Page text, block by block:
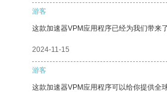
游客
这款加速器VPM应用程序已经为我们带来
2024-11-15
游客
这款加速器VPM应用程序可以给你提供全